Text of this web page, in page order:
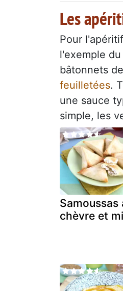
Les
Pour
l'exemple du
bâtonnets
feuilletées.
une sauce
simple, les
Samoussas
chèvre et